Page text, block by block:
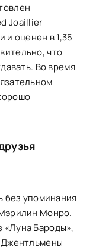
Joaillier
и оценен в 1,35
что
Во время
без упоминания
Монро.
Бароды»,